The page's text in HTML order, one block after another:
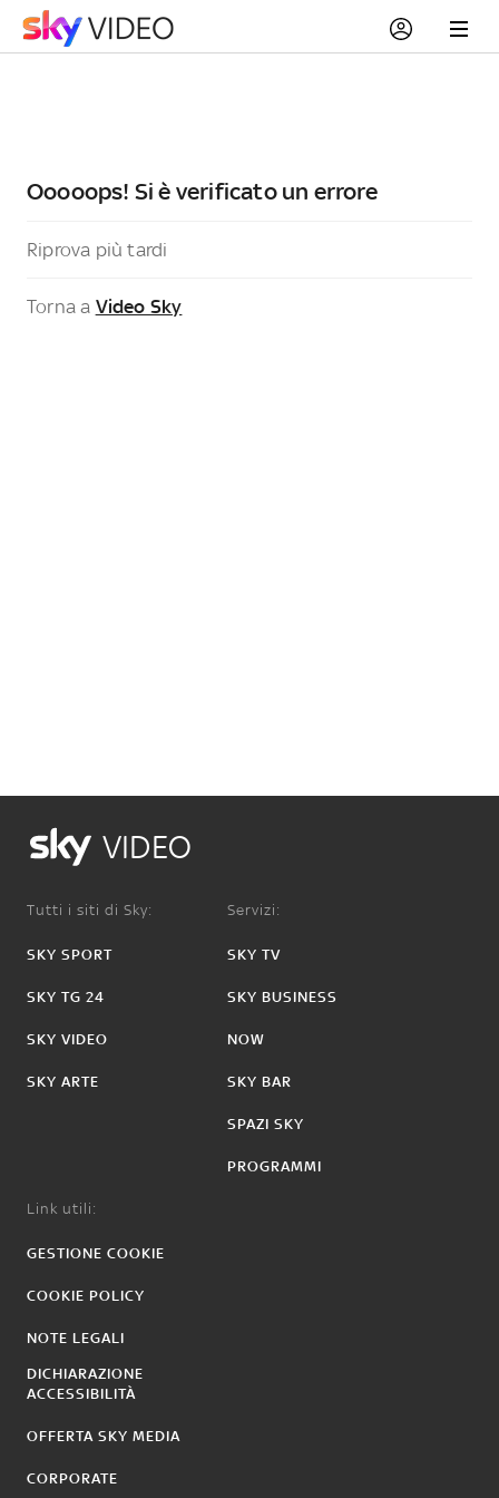
Ooooops! Si è verificato un errore
Riprova più tardi
Torna a Video Sky
VIDEO
Tutti i siti di Sky:
SKY SPORT
SKY TG 24
SKY VIDEO
SKY ARTE
Servizi:
SKY TV
SKY BUSINESS
NOW
SKY BAR
SPAZI SKY
PROGRAMMI
Link utili:
GESTIONE COOKIE
COOKIE POLICY
NOTE LEGALI
DICHIARAZIONE
ACCESSIBILITÀ
OFFERTA SKY MEDIA
CORPORATE